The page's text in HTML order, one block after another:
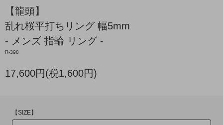
【龍頭】
乱れ桜平打ちリング 幅5mm
- メンズ 指輪 リング -
R-398
17,600円(税1,600円)
【SIZE】